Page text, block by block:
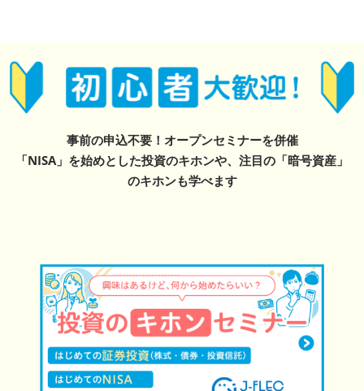
事前の申込不要！オープンセミナーを併催
「NISA」を始めとした投資のキホンや、注目の「暗号資産」
のキホンも学べます